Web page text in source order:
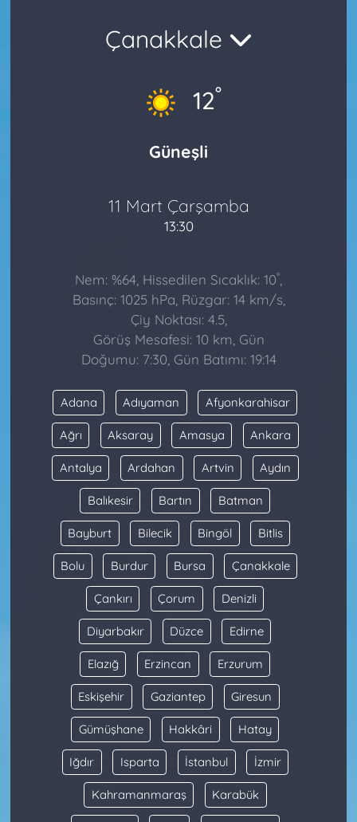
Çanakkale
12°
Güneşli
11 Mart Çarşamba
13:30
Nem: %64, Hissedilen Sıcaklık: 10°
Basınç: 1025 hPa, Rüzgar: 14 km/s,
Çiy Noktası: 4.5,
Görüş Mesafesi: 10 km, Gün
Doğumu: 7:30, Gün Batımı: 19:14
Adana Adıyaman Afyonkarahisar
Ağrı Aksaray Amasya Ankara
Antalya Ardahan Artvin Aydın
Balıkesir Bartın Batman
Bayburt Bilecik Bingöl Bitlis
Bolu Burdur Bursa Çanakkale
Çankırı Çorum Denizli
Diyarbakır Düzce Edirne
Elazığ Erzincan Erzurum
Eskişehir Gaziantep Giresun
Gümüşhane Hakkâri Hatay
Iğdır Isparta İstanbul İzmir
Kahramanmaraş Karabük